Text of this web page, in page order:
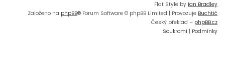
Flat Style by Ian Bradley
Založeno na phpBB® Forum Software © phpBB Limited | Provozuje Buchtič
Český překlad – phpBB.cz
Soukromí | Podmínky